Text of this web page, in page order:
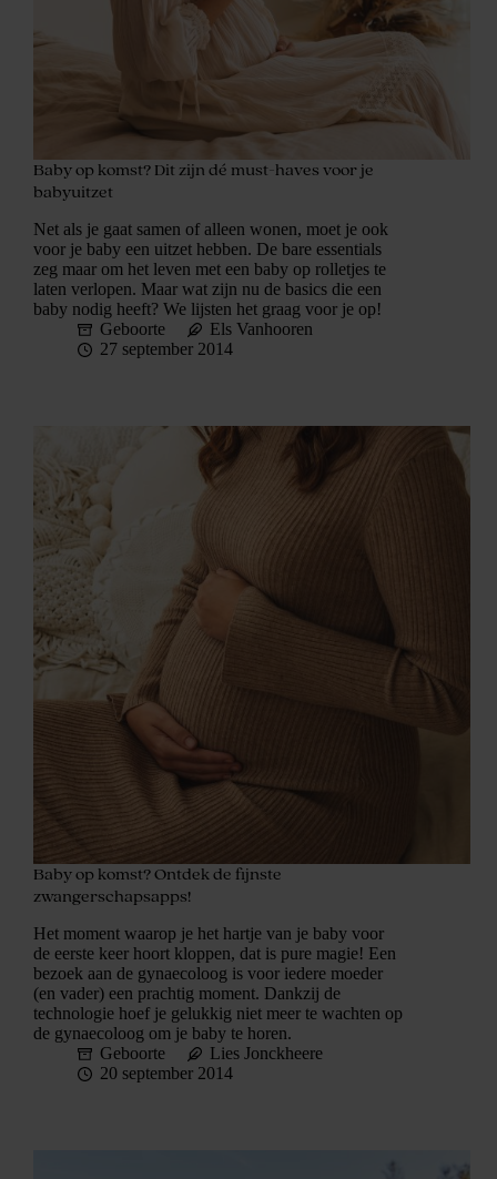
Baby op komst? Dit zijn dé must-haves voor je
babyuitzet
Net als je gaat samen of alleen wonen, moet je ook
voor je baby een uitzet hebben. De bare essentials
zeg maar om het leven met een baby op rolletjes te
laten verlopen. Maar wat zijn nu de basics die een
baby nodig heeft? We lijsten het graag voor je op!
Geboorte
Els Vanhooren
27 september 2014
Baby op komst? Ontdek de fijnste
zwangerschapsapps!
Het moment waarop je het hartje van je baby voor
de eerste keer hoort kloppen, dat is pure magie! Een
bezoek aan de gynaecoloog is voor iedere moeder
(en vader) een prachtig moment. Dankzij de
technologie hoef je gelukkig niet meer te wachten op
de gynaecoloog om je baby te horen.
Geboorte
Lies Jonckheere
20 september 2014